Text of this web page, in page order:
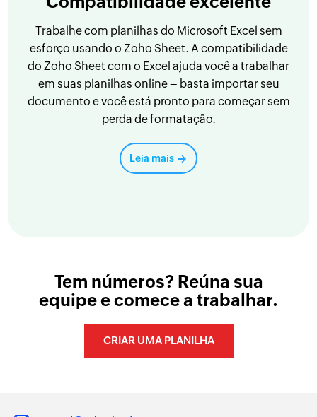
Trabalhe com planilhas do Microsoft Excel sem
esforço usando o Zoho Sheet. A compatibilidade
do Zoho Sheet com o Excel ajuda você a trabalhar
em suas planilhas online – basta importar seu
documento e você está pronto para começar sem
perda de formatação.
Leia mais
Tem números? Reúna sua
equipe e comece a trabalhar.
CRIAR UMA PLANILHA